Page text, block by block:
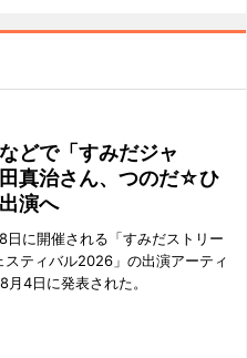
どで「すみだジャ
真治さん、つのだ☆ひ
演へ
日に開催される「すみだストリー
スティバル2026」の出演アーティ
月4日に発表された。